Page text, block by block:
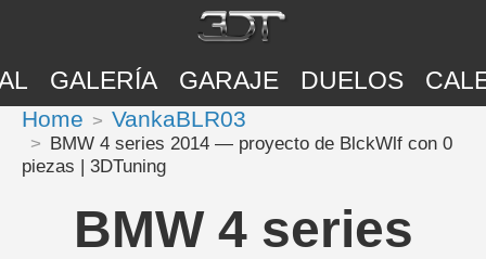
GALERÍA GARAJE DUELOS
Home VankaBLR03
BMW 4 series 2014 — proyecto de BlckWlf con 0
piezas | 3DTuning
BMW 4 series